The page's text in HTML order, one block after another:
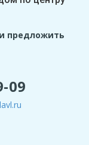
предложить
09